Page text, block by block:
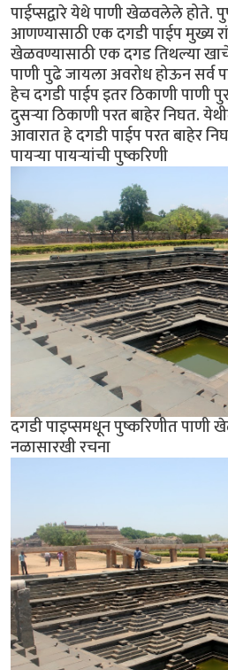
पाईप्सद्वारे येथे पाणी खेळवलेले होते.
आणण्यासाठी एक दगडी पाईप मुख्य
खेळवण्यासाठी एक दगड तिथल्या
पाणी पुढे जायला अवरोध होऊन सर्व
हेच दगडी पाईप इतर ठिकाणी पाणी
दुसर्‍या ठिकाणी परत बाहेर निघत.
आवारात हे दगडी पाईप परत बाहेर
पायर्‍या पायर्‍यांची पुष्करिणी
दगडी पाइप्समधून पुष्करिणीत पाणी
नळासारखी रचना